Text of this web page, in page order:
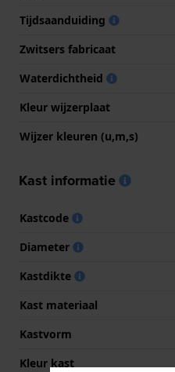
Tijdsaanduiding
Zwitsers fabricaat
Waterdichtheid
Kleur wijzerplaat
Wijzer kleuren (u,m,s)
Kast informatie
Kastcode
Diameter
Kastdikte
Kast materiaal
Kastvorm
Kleur kast